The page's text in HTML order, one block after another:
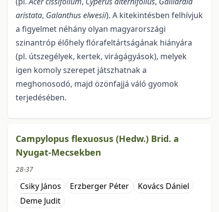
aristata, Galanthus elwesii). A kitekintésben felhívjuk
a figyelmet néhány olyan magyarországi
szinantróp élőhely flórafel­tártságának hiányára
(pl. útszegélyek, kertek, virágágyások), melyek
igen komoly szerepet játszhatnak a
meghonosodó, majd özönfajjá váló gyomok
terjedésében.
Campylopus flexuosus (Hedw.) Brid. a
Nyugat-Mecsekben
28-37
Csiky János Erzberger Péter
Kovács Dániel
Deme Judit